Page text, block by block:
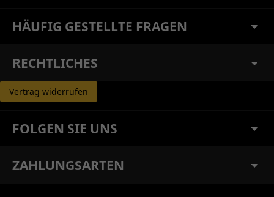
HÄUFIG GESTELLTE FRAGEN
RECHTLICHES
Vertrag widerrufen
FOLGEN SIE UNS
ZAHLUNGSARTEN